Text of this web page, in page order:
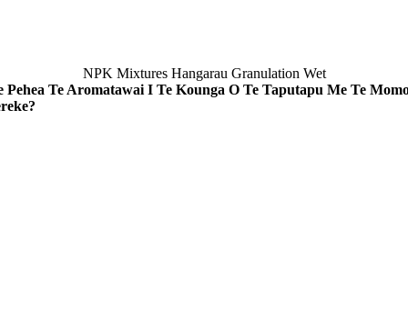
NPK Mixtures Hangarau Granulation Wet
Pehea Te Aromatawai I Te Kounga O Te Taputapu Me Te